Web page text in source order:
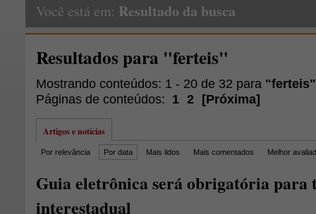
Você está em: Resultado da busca
Resultados para "ferteis"
Mostrando conteúdos: 1 - 20 de 32 para "ferteis"
Páginas de conteúdos: 1 2 [Próxima]
Artigos e notícias
Por relevância Por data Mais lidos Mais comentados Melhor
Guia eletrônica será obrigatória para
interestadual